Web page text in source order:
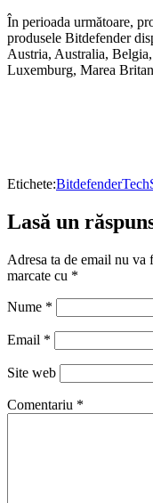
În perioada următoare,
produsele Bitdefender
Austria, Australia,
Luxemburg, Marea
Etichete:Bitdefender
Lasă un
Adresa ta de email nu va
marcate cu *
Nume *
Email *
Site web
Comentariu *